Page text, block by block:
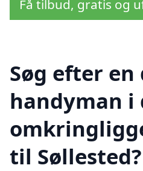
Få tilbud, gratis og
Søg efter
handyman i
til Søllested?